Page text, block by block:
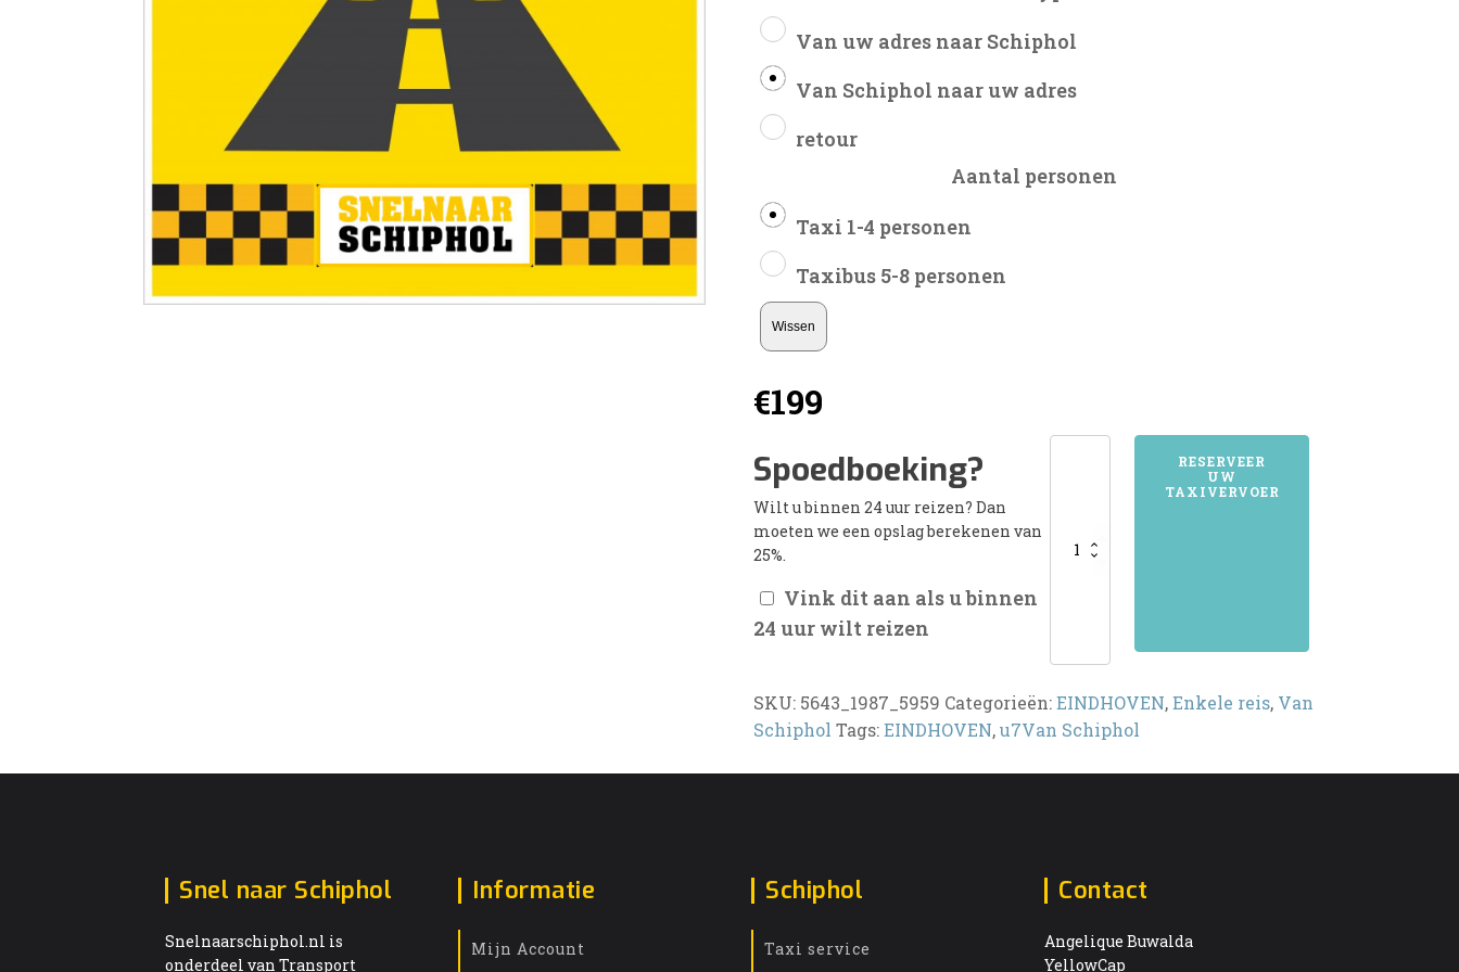
Van uw adres naar Schiphol
Van Schiphol naar uw adres
retour
Aantal personen
Taxi 1-4 personen
Taxibus 5-8 personen
Wissen
€199
Spoedboeking?
Wilt u binnen 24 uur reizen? Dan
moeten we een opslag berekenen van
25%.
Vink dit aan als u binnen
24 uur wilt reizen
5643EINDHOVENRESERVEER
UW
TAXIVERVOER
SKU: 5643_1987_5959 Categorieën:EINDHOVEN,Enkele reis, Van
Schiphol Tags:EINDHOVEN,u7Van Schiphol
Snel naar Schiphol
Snelnaarschiphol.nl is
onderdeel van Transport
Informatie
Mijn Account
Schiphol
Taxi service
Contact
Angelique Buwalda
YellowCap